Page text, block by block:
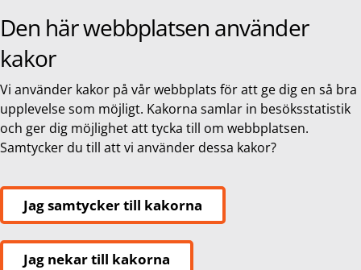
Den här webbplatsen använder
kakor
Vi använder kakor på vår webbplats för att ge dig en så bra
upplevelse som möjligt. Kakorna samlar in besöksstatistik
och ger dig möjlighet att tycka till om webbplatsen.
Samtycker du till att vi använder dessa kakor?
Jag samtycker till kakorna
Jag nekar till kakorna